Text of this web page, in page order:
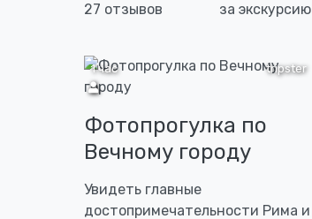
27 отзывов
за экскурсию
tripster
1 час
Фотопрогулка по
Вечному городу
Увидеть главные
достопримечательности Рима и